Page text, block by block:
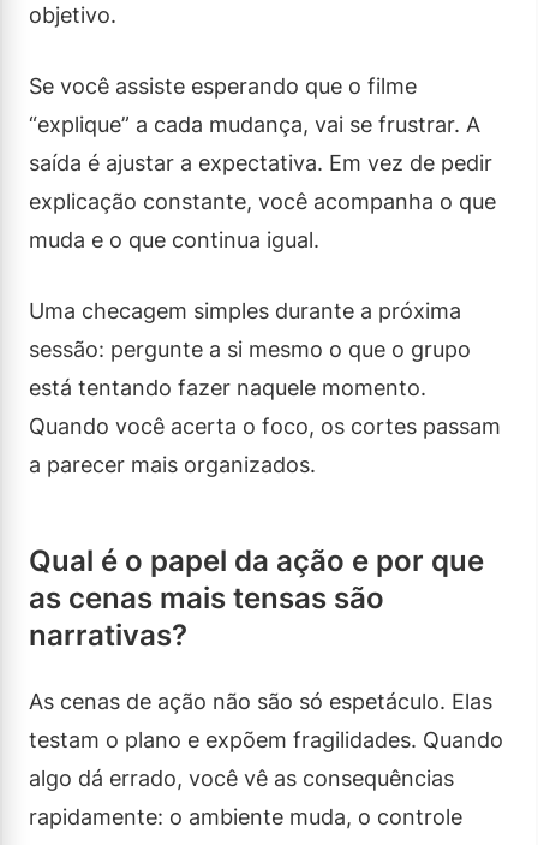
objetivo.
Se você assiste esperando que o filme
“explique” a cada mudança, vai se frustrar. A
saída é ajustar a expectativa. Em vez de pedir
explicação constante, você acompanha o que
muda e o que continua igual.
Uma checagem simples durante a próxima
sessão: pergunte a si mesmo o que o grupo
está tentando fazer naquele momento.
Quando você acerta o foco, os cortes passam
a parecer mais organizados.
Qual é o papel da ação e por que
as cenas mais tensas são
narrativas?
As cenas de ação não são só espetáculo. Elas
testam o plano e expõem fragilidades. Quando
algo dá errado, você vê as consequências
rapidamente: o ambiente muda, o controle